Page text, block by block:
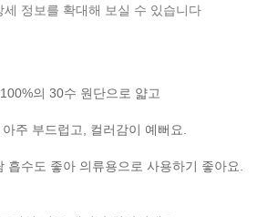
세 정보를 확대해 보실 수 있습니다
의 30수 원단으로 얇고
주 부드럽고, 컬러감이 예뻐요.
흡수도 좋아 의류용으로 사용하기 좋아요.